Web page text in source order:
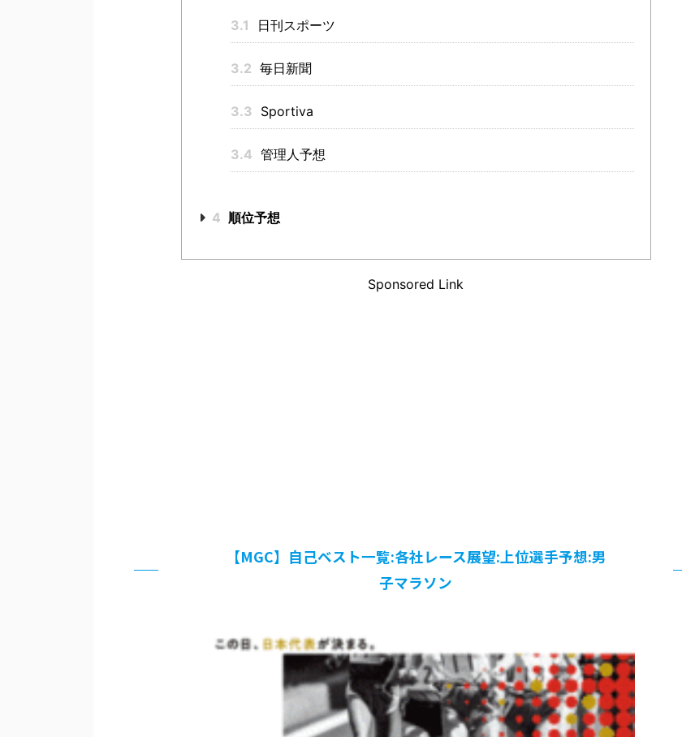
3.1 日刊スポーツ
3.2 毎日新聞
3.3 Sportiva
3.4 管理人予想
4 順位予想
Sponsored Link
【MGC】自己ベスト一覧:各社レース展望:上位選手予想:男
子マラソン